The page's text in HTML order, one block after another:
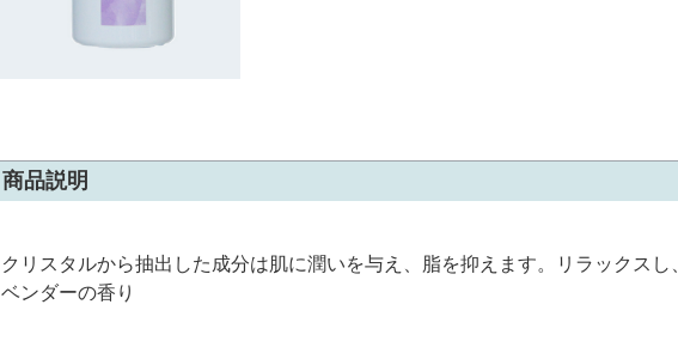
商品説明
クリスタルから抽出した成分は肌に潤いを与え、脂を抑えます。リラックス
ベンダーの香り